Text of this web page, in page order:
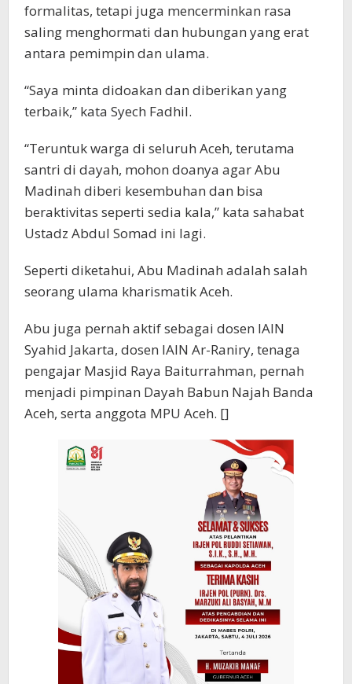
formalitas, tetapi juga mencerminkan rasa
saling menghormati dan hubungan yang erat
antara pemimpin dan ulama.
“Saya minta didoakan dan diberikan yang
terbaik,” kata Syech Fadhil.
“Teruntuk warga di seluruh Aceh, terutama
santri di dayah, mohon doanya agar Abu
Madinah diberi kesembuhan dan bisa
beraktivitas seperti sedia kala,” kata sahabat
Ustadz Abdul Somad ini lagi.
Seperti diketahui, Abu Madinah adalah salah
seorang ulama kharismatik Aceh.
Abu juga pernah aktif sebagai dosen IAIN
Syahid Jakarta, dosen IAIN Ar-Raniry, tenaga
pengajar Masjid Raya Baiturrahman, pernah
menjadi pimpinan Dayah Babun Najah Banda
Aceh, serta anggota MPU Aceh. []